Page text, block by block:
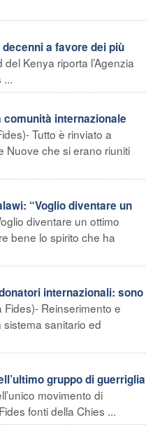
a favore dei più
Kenya riporta l’Agenzia
...
comunità internazionale
Tutto è rinviato a
Nuove che si erano riuniti
“Voglio diventare un
diventare un ottimo
bene lo spirito che ha
internazionali: sono
Reinserimento e
sistema sanitario ed
gruppo di guerriglia
movimento di
fonti della Chies ...